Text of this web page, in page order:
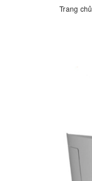
Trang chủ